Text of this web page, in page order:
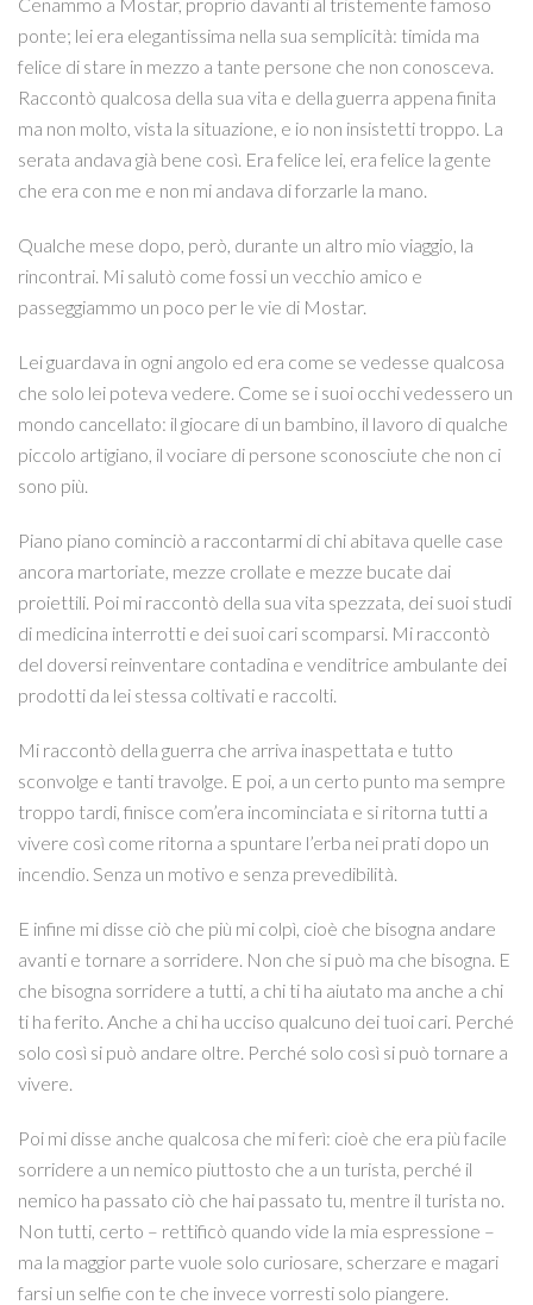
Cenammo a Mostar, proprio davanti al tristemente famoso
ponte; lei era elegantissima nella sua semplicità: timida ma
felice di stare in mezzo a tante persone che non conosceva.
Raccontò qualcosa della sua vita e della guerra appena finita
ma non molto, vista la situazione, e io non insistetti troppo. La
serata andava già bene così. Era felice lei, era felice la gente
che era con me e non mi andava di forzarle la mano.
Qualche mese dopo, però, durante un altro mio viaggio, la
rincontrai. Mi salutò come fossi un vecchio amico e
passeggiammo un poco per le vie di Mostar.
Lei guardava in ogni angolo ed era come se vedesse qualcosa
che solo lei poteva vedere. Come se i suoi occhi vedessero un
mondo cancellato: il giocare di un bambino, il lavoro di qualche
piccolo artigiano, il vociare di persone sconosciute che non ci
sono più.
Piano piano cominciò a raccontarmi di chi abitava quelle case
ancora martoriate, mezze crollate e mezze bucate dai
proiettili. Poi mi raccontò della sua vita spezzata, dei suoi studi
di medicina interrotti e dei suoi cari scomparsi. Mi raccontò
del doversi reinventare contadina e venditrice ambulante dei
prodotti da lei stessa coltivati e raccolti.
Mi raccontò della guerra che arriva inaspettata e tutto
sconvolge e tanti travolge. E poi, a un certo punto ma sempre
troppo tardi, finisce com’era incominciata e si ritorna tutti a
vivere così come ritorna a spuntare l’erba nei prati dopo un
incendio. Senza un motivo e senza prevedibilità.
E infine mi disse ciò che più mi colpì, cioè che bisogna andare
avanti e tornare a sorridere. Non che si può ma che bisogna. E
che bisogna sorridere a tutti, a chi ti ha aiutato ma anche a chi
ti ha ferito. Anche a chi ha ucciso qualcuno dei tuoi cari. Perché
solo così si può andare oltre. Perché solo così si può tornare a
vivere.
Poi mi disse anche qualcosa che mi ferì: cioè che era più facile
sorridere a un nemico piuttosto che a un turista, perché il
nemico ha passato ciò che hai passato tu, mentre il turista no.
Non tutti, certo – rettificò quando vide la mia espressione –
ma la maggior parte vuole solo curiosare, scherzare e magari
farsi un selfie con te che invece vorresti solo piangere.